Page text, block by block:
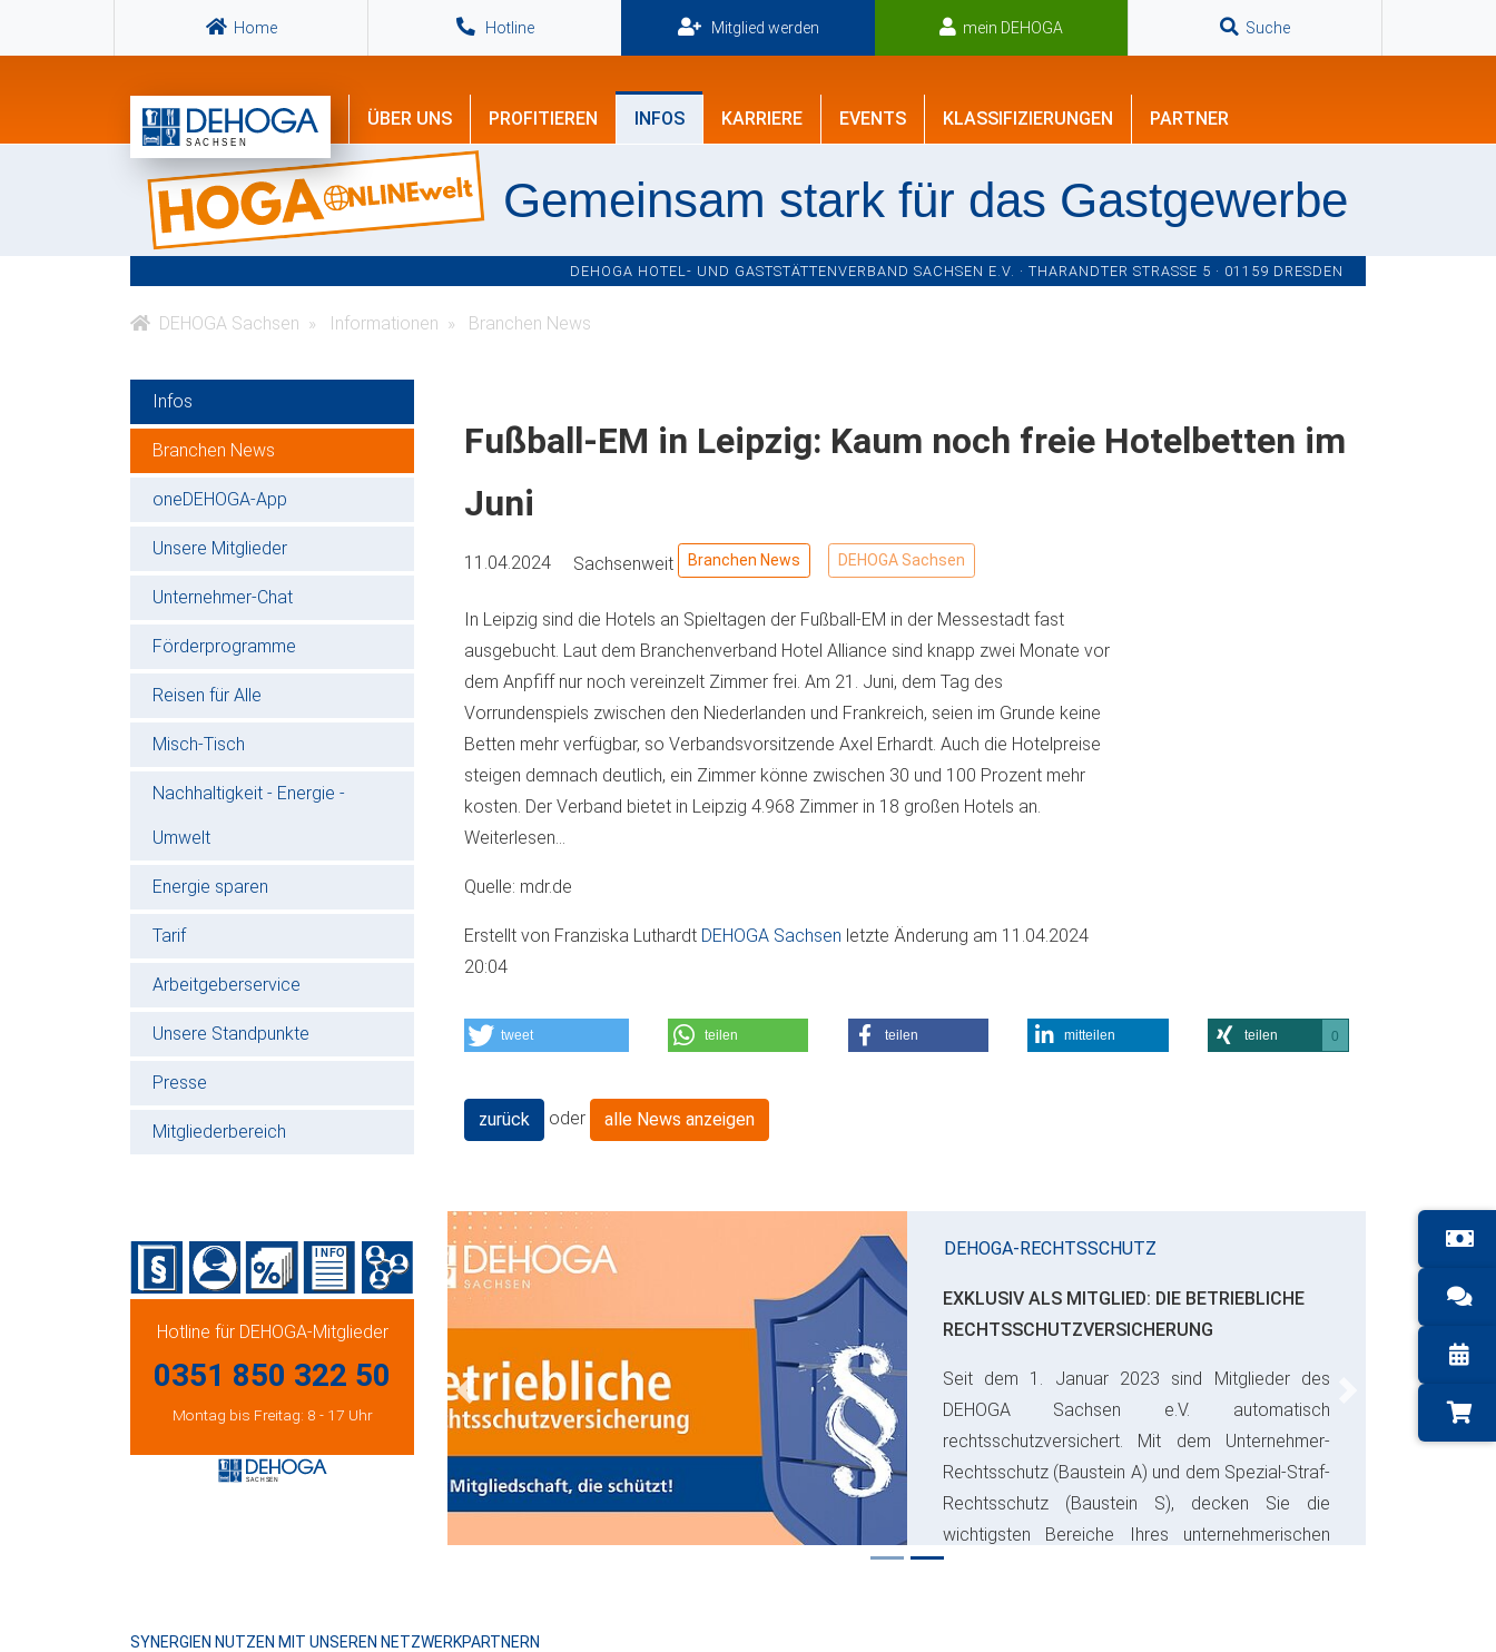
Home Hotline Mitglied werden mein DEHOGA Suche
ÜBER UNS PROFITIEREN INFOS KARRIERE EVENTS KLASSIFIZIERUNGEN PARTNER
Gemeinsam stark für das Gastgewerbe
DEHOGA HOTEL- UND GASTSTÄTTENVERBAND SACHSEN E.V. · THARANDTER STRASSE 5 · 01159 DRESDEN
DEHOGA Sachsen Informationen Branchen News
Infos
Branchen News
oneDEHOGA-App
Unsere Mitglieder
Unternehmer-Chat
Förderprogramme
Reisen für Alle
Misch-Tisch
Nachhaltigkeit - Energie -
Umwelt
Energie sparen
Tarif
Arbeitgeberservice
Unsere Standpunkte
Presse
Mitgliederbereich
Hotline für DEHOGA-Mitglieder
0351 850 322 50
Montag bis Freitag: 8 - 17 Uhr
Fußball-EM in Leipzig: Kaum noch freie Hotelbetten im
Juni
11.04.2024 Sachsenweit Branchen News DEHOGA Sachsen
In Leipzig sind die Hotels an Spieltagen der Fußball-EM in der Messestadt fast
ausgebucht. Laut dem Branchenverband Hotel Alliance sind knapp zwei Monate vor
dem Anpfiff nur noch vereinzelt Zimmer frei. Am 21. Juni, dem Tag des
Vorrundenspiels zwischen den Niederlanden und Frankreich, seien im Grunde keine
Betten mehr verfügbar, so Verbandsvorsitzende Axel Erhardt. Auch die Hotelpreise
steigen demnach deutlich, ein Zimmer könne zwischen 30 und 100 Prozent mehr
kosten. Der Verband bietet in Leipzig 4.968 Zimmer in 18 großen Hotels an.
Weiterlesen...
Quelle: mdr.de
Erstellt von Franziska Luthardt DEHOGA Sachsen letzte Änderung am 11.04.2024
20:04
tweet teilen teilen mitteilen teilen 0
zurück oder alle News anzeigen
DEHOGA-RECHTSSCHUTZ
EXKLUSIV ALS MITGLIED: DIE BETRIEBLICHE
RECHTSSCHUTZVERSICHERUNG
Seit dem 1. Januar 2023 sind Mitglieder des
DEHOGA Sachsen e.V. automatisch
rechtsschutzversichert. Mit dem Unternehmer-
Rechtsschutz (Baustein A) und dem Spezial-Straf-
Rechtsschutz (Baustein S), decken Sie die
wichtigsten Bereiche Ihres unternehmerischen
Risikos ab und sparen bares Geld.
Previous
SYNERGIEN NUTZEN MIT UNSEREN NETZWERKPARTNERN